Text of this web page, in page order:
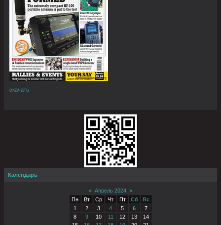
скачать
Календарь
« Апрель 2024 »
Пн
Вт Ср Чт Пт Сб
Вс
1
2 3 4 5 6
7
8
9 10 11 12 13
14